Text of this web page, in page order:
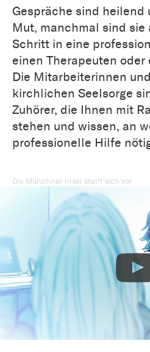
Gespräche sind heilend
Mut, manchmal sind sie
Schritt in eine
einen Therapeuten oder
Die Mitarbeiterinnen
kirchlichen Seelsorge
Zuhörer, die Ihnen mit
stehen und wissen, an
professionelle Hilfe
Die Münchner Insel stellt sich vor